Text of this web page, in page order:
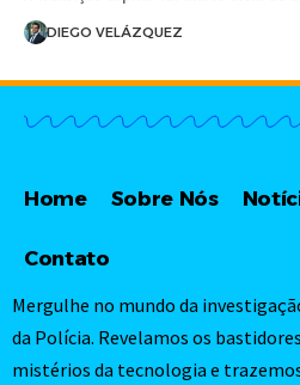
DIEGO VELÁZQUEZ
Home Sobre Nós
Contato
Mergulhe no mundo da
da Polícia. Revelamos os
mistérios da tecnologia e